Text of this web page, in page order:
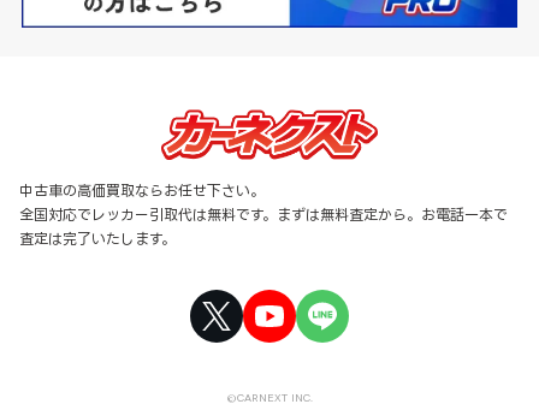
中古車の高価買取ならお任せ下さい。
全国対応でレッカー引取代は無料です。まずは無料査定から。お電話一本で
査定は完了いたします。
©CARNEXT INC.